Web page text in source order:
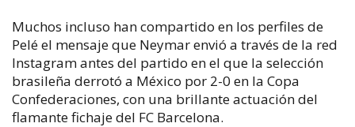
Muchos incluso han compartido en los perfiles de
Pelé el mensaje que Neymar envió a través de la red
Instagram antes del partido en el que la selección
brasileña derrotó a México por 2-0 en la Copa
Confederaciones, con una brillante actuación del
flamante fichaje del FC Barcelona.